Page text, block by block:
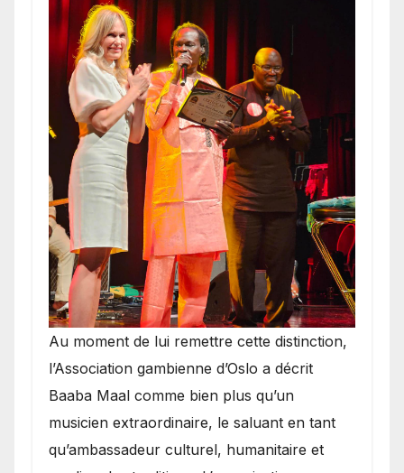
​Au moment de lui remettre cette distinction,
l’Association gambienne d’Oslo a décrit
Baaba Maal comme bien plus qu’un
musicien extraordinaire, le saluant en tant
qu’ambassadeur culturel, humanitaire et